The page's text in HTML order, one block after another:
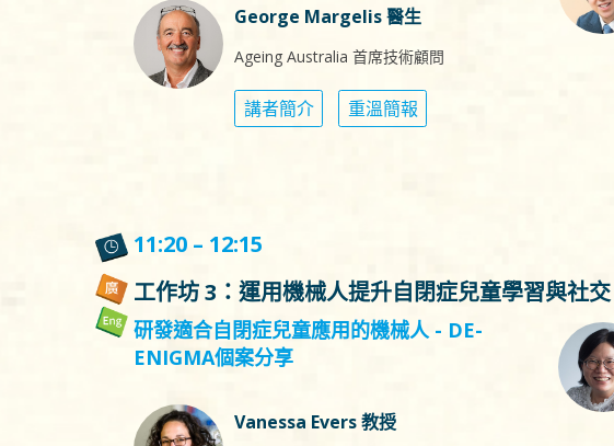
George Margelis 醫生
Ageing Australia 首席技術顧問
講者簡介 重溫簡報
11:20 – 12:15
工作坊 3：運用機械人提升自閉症兒童學習與社交
研發適合自閉症兒童應用的機械人 - DE-
ENIGMA個案分享
Vanessa Evers 教授